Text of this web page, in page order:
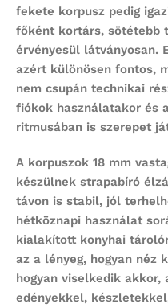
fekete korpusz pedig
főként kortárs, sötétebb
érvényesül látványosan.
azért különösen fontos,
nem csupán technikai
fiókok használatakor és
ritmusában is szerepet
A korpuszok 18 mm
készülnek strapabíró
távon is stabil, jól
hétköznapi használat
kialakított konyhai
az a lényeg, hogyan néz
hogyan viselkedik
edényekkel,